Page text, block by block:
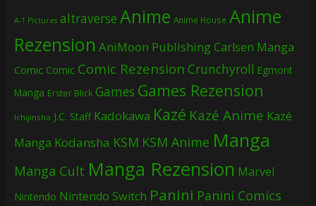
A-1 Pictures altraverse Anime Anime House Anime
Rezension AniMoon PublishingCarlsen Manga
Comic Comic Comic Rezension Crunchyroll Egmont
Manga Erster Blick Games Games Rezension
Ichijinsha J.C. Staff Kadokawa Kazé Kazé Anime Kazé
Manga Kodansha KSM KSM Anime Manga
Manga Cult Manga Rezension Marvel
Nintendo Nintendo Switch Panini Panini Comics